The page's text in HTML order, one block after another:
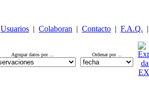
Usuarios | Colaboran | Contacto | F.A.Q. |
Agrupar datos por ... Ordenar por ...